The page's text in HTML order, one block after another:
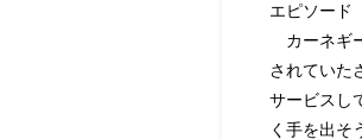
エピソード
カーネギ
されていた
サービスし
く手を出そ